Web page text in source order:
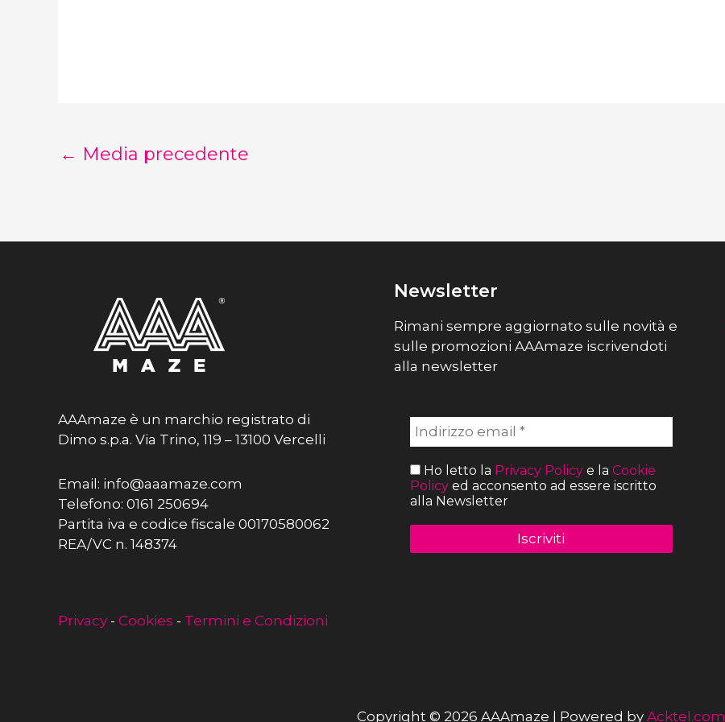
← Media precedente
AAAmaze è un marchio registrato di
Dimo s.p.a. Via Trino, 119 – 13100 Vercelli
Email: info@aaamaze.com
Telefono: 0161 250694
Partita iva e codice fiscale 00170580062
REA/VC n. 148374
Privacy - Cookies - Termini e Condizioni
Newsletter
Rimani sempre aggiornato sulle novità e
sulle promozioni AAAmaze iscrivendoti
alla newsletter
Ho letto la Privacy Policye la Cookie
Policyed acconsento ad essere iscritto
alla Newsletter
Copyright © 2026 AAAmaze | Powered by Acktel.com